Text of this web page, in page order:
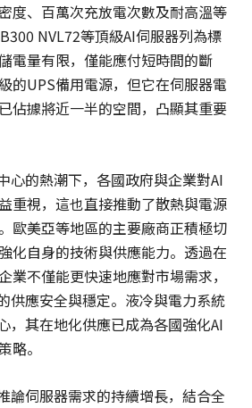
度、百萬次充放電次數及耐高溫等
NVL72等頂級AI伺服器列為標
電量有限，僅能應付短時間的斷
的UPS備用電源，但它在伺服器電
佔據將近一半的空間，凸顯其重要
心的熱潮下，各國政府與企業對AI
重視，這也直接推動了散熱與電源
歐美亞等地區的主要廠商正積極切
化自身的技術與供應能力。透過在
業不僅能更快速地應對市場需求，
供應安全與穩定。液冷與電力系統
，其在地化供應已成為各國強化AI
略。
論伺服器需求的持續增長，結合全